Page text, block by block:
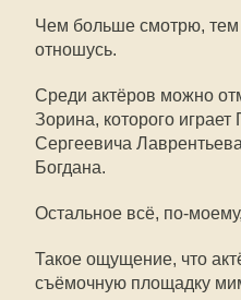
Чем больше смотрю, тем
отношусь.
Среди актёров можно
Зорина, которого
Сергеевича
Богдана.
Остальное всё, по-
Такое ощущение, что
съёмочную площадку